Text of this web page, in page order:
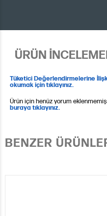
ÜRÜN
Tüketici Değerlendirmelerine
okumak için tıklayınız.
Ürün için henüz yorum
buraya tıklayınız.
BENZER